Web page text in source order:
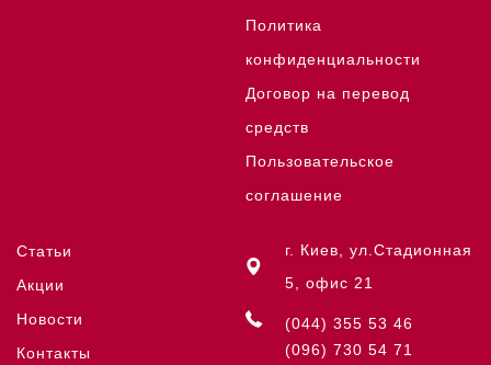
Политика
конфиденциальности
Договор на перевод
средств
Пользовательское
соглашение
Статьи
Акции
Новости
Контакты
г. Киев, ул.Стадионная
5, офис 21
(044) 355 53 46
(096) 730 54 71